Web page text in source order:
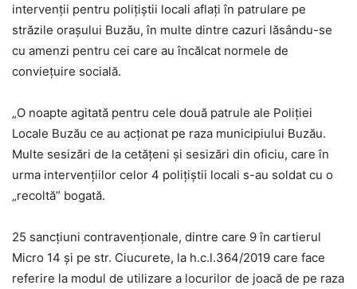
intervenții pentru polițiștii locali aflați în patrulare pe
străzile orașului Buzău, în multe dintre cazuri lăsându-se
cu amenzi pentru cei care au încălcat normele de
conviețuire socială.
„O noapte agitată pentru cele două patrule ale Poliției
Locale Buzău ce au acționat pe raza municipiului Buzău.
Multe sesizări de la cetățeni și sesizări din oficiu, care în
urma intervențiilor celor 4 polițiștii locali s-au soldat cu o
„recoltă” bogată.
25 sancțiuni contravenționale, dintre care 9 în cartierul
Micro 14 și pe str. Ciucurete, la h.c.l.364/2019 care face
referire la modul de utilizare a locurilor de joacă de pe raza